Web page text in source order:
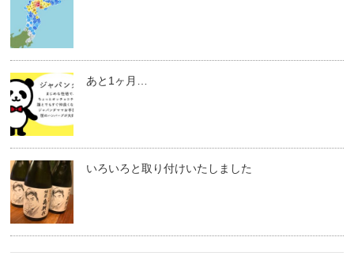
あと1ヶ月…
いろいろと取り付けいたしました